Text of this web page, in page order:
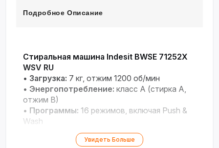
Подробное Описание
Стиральная машина Indesit BWSE 71252X
WSV RU
• Загрузка: 7 кг, отжим 1200 об/мин
• Энергопотребление: класс A (стирка A,
отжим B)
• Программы: 16 режимов, включая Push &
Wash
66 дБ (стирка)/80 дБ (отжим)
59.5×40×85 см, вес 55 кг
Увидеть Больше